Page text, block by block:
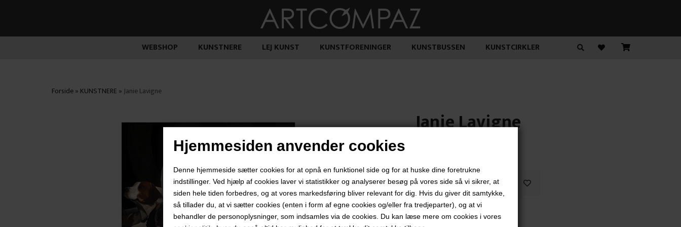
Hjemmesiden anvender cookies
Denne hjemmeside sætter cookies for at opnå en funktionel side og for at huske dine foretrukne
indstillinger. Ved hjælp af cookies laver vi statistikker og analyserer besøg på vores side så vi sikrer, at
siden hele tiden forbedres, og at vores markedsføring bliver relevant for dig. Hvis du giver dit samtykke,
så tillader du, at vi sætter cookies (enten i form af egne cookies og/eller fra tredjeparter), og at vi
behandler de personoplysninger, som indsamles via de cookies. Du kan læse mere om cookies i vores
WEBSHOP KUNSTNERE LEJ KUNST KUNSTFORENINGER KUNSTBUSSEN KUNSTCIRKLER
Forside» KUNSTNERE »Janie Lavigne
Janie Lavigne
"Jagthunde"